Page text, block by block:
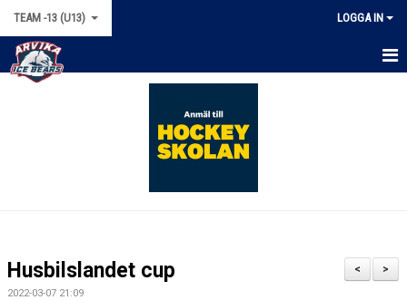
TEAM -13 (U13) LOGGA IN
BILDGALLERI
>
<
Husbilslandet cup
2022-03-07 21:09